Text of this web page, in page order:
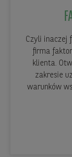
Czyli inaczej
firma
klienta.
zakresie
warunków